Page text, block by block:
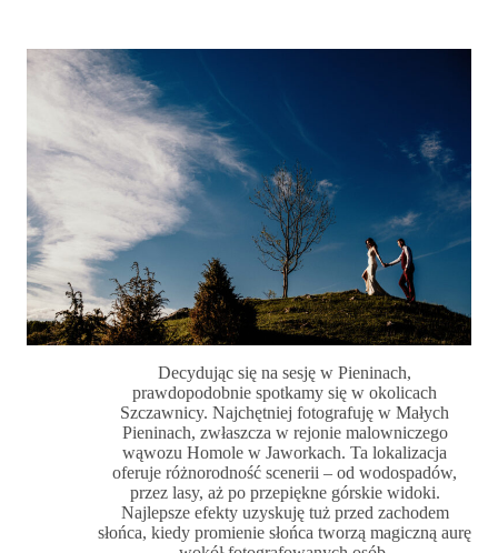
Decydując się na sesję w Pieninach,
prawdopodobnie spotkamy się w okolicach
Szczawnicy. Najchętniej fotografuję w Małych
Pieninach, zwłaszcza w rejonie malowniczego
wąwozu Homole w Jaworkach. Ta lokalizacja
oferuje różnorodność scenerii – od wodospadów,
przez lasy, aż po przepiękne górskie widoki.
Najlepsze efekty uzyskuję tuż przed zachodem
słońca, kiedy promienie słońca tworzą magiczną aurę